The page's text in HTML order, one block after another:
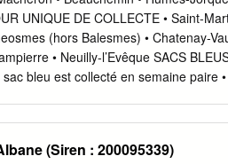
le Valanginien, il ne s'est pas déposé
formé après l'érosion du
surtout dans les forêts, n'ont pas
à la main exécutés par le
UNIQUE DE COLLECTE • Saint-
(hors Balesmes) • Chatenay-
• Neuilly-l’Evêque SACS
bleu est collecté en semaine paire
le-Rocheux • Saint-Maurice non
(Siren : 200095339)